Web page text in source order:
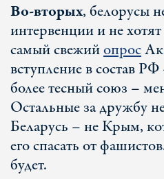
Во-вторых, белорусы
интервенции и не
самый свежийопрос
вступление в состав
более тесный союз –
Остальные за дружбу
Беларусь – не Крым,
его спасать от
будет.